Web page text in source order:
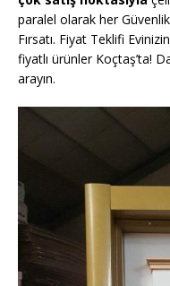
paralel olarak her
Fırsatı. Fiyat Teklifi
fiyatlı ürünler Koçtaş’ta!
arayın.